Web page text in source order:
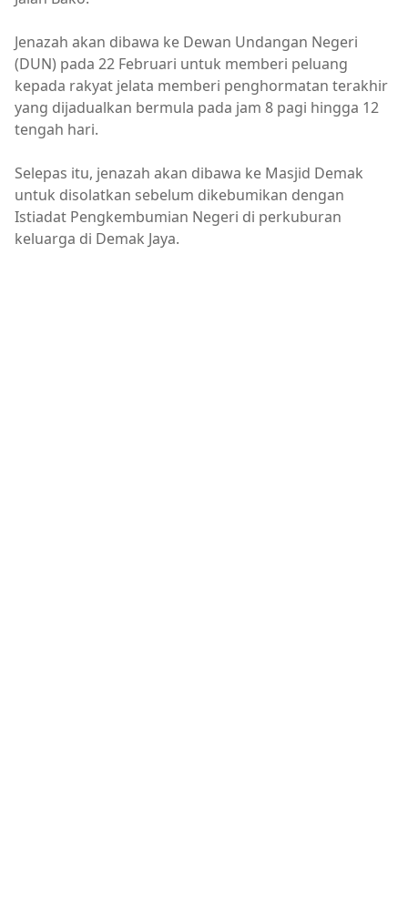
Jenazah akan dibawa ke Dewan Undangan Negeri
(DUN) pada 22 Februari untuk memberi peluang
kepada rakyat jelata memberi penghormatan terakhir
yang dijadualkan bermula pada jam 8 pagi hingga 12
tengah hari.
Selepas itu, jenazah akan dibawa ke Masjid Demak
untuk disolatkan sebelum dikebumikan dengan
Istiadat Pengkembumian Negeri di perkuburan
keluarga di Demak Jaya.